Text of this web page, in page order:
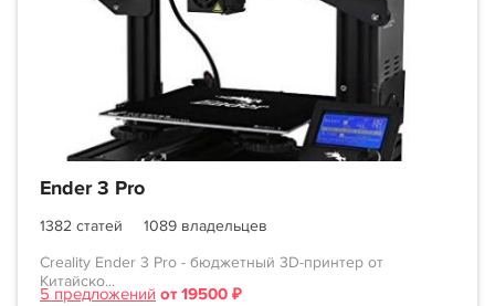
Ender 3 Pro
1382 статей
1089 владельцев
Creality Ender 3 Pro - бюджетный 3D-принтер от
Китайско...
5 предложений от 19500 ₽